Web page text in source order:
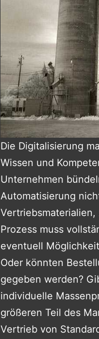
Die Digitalisierung
Wissen und
Unternehmen
Automatisierung
Prozess muss
eventuell
Oder könnten
gegeben werden?
individuelle
größeren Teil des
Vertrieb von